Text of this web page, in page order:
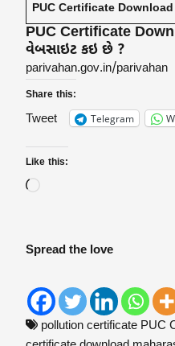
PUC Certificate Download
PUC Certificate
વેબસાઇટ કઇ છે ?
parivahan.gov.in/parivahan
Share this:
Tweet Telegram
Like this:
Spread the love
pollution certificate PUC